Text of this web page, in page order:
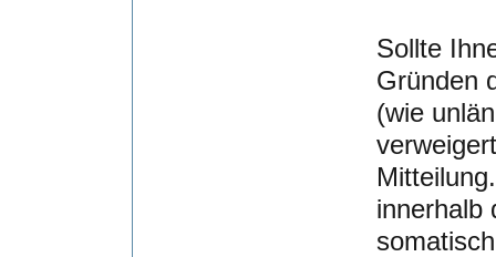
Sollte
Gründen
(wie
innerhalb